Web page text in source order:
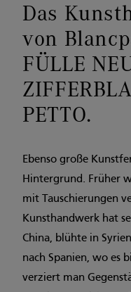
Das
von
FÜLLE
PETTO.
Ebenso große
Hintergrund. Früher
mit Tauschierungen
Kunsthandwerk hat
China, blühte in
nach Spanien, wo es
verziert man